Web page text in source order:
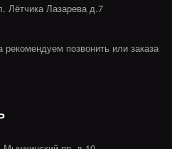
Лётчика Лазарева д.7
позвонить или заказа